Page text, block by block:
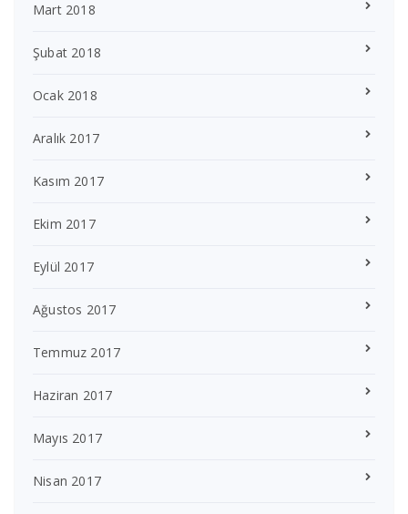
Mart 2018
Şubat 2018
Ocak 2018
Aralık 2017
Kasım 2017
Ekim 2017
Eylül 2017
Ağustos 2017
Temmuz 2017
Haziran 2017
Mayıs 2017
Nisan 2017